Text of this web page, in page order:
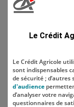
Le Crédit
Le Crédit Agricole
sont indispensables
de sécurité ;
d'audience
d’analyser votre
questionnaires de